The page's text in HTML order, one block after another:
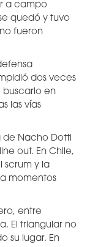
a campo
quedó y tuvo
fueron
dos veces
buscarlo en
las vías
de Nacho Dotti
out. En Chile,
scrum y la
momentos
entre
El triangular no
su lugar. En